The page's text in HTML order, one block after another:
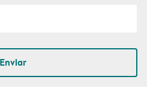
Enviar